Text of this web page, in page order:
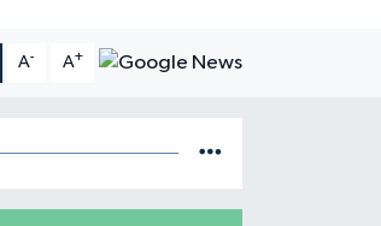
A- A+